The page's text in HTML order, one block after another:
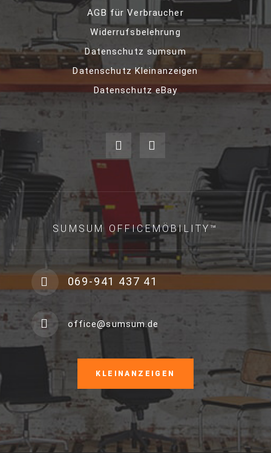
AGB für Verbraucher
Widerrufsbelehrung
Datenschutz sumsum
Datenschutz Kleinanzeigen
Datenschutz eBay
SUMSUM OFFICEMÖBILITY™
069-941 437 41
office@sumsum.de
KLEINANZEIGEN